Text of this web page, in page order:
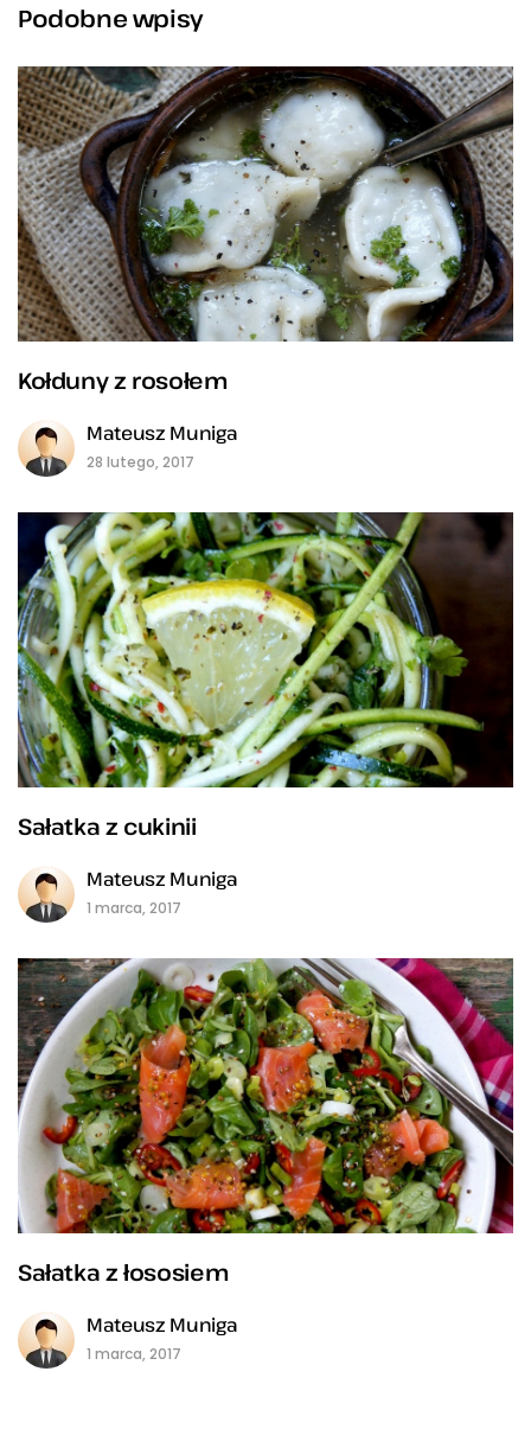
Podobne wpisy
Kołduny z rosołem
Mateusz Muniga
28 lutego, 2017
Sałatka z cukinii
Mateusz Muniga
1 marca, 2017
Sałatka z łososiem
Mateusz Muniga
1 marca, 2017